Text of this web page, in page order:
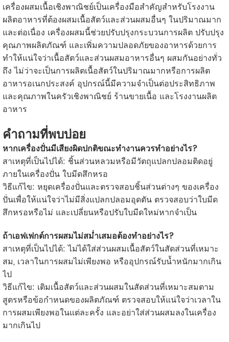
เครื่องผสมเนื้อเชิงพาณิชย์เป็นเครื่องมือสำคัญสำหรับโรงงาน
ผลิตอาหารที่ต้องผสมเนื้อสัตว์และส่วนผสมอื่นๆ ในปริมาณมาก
และต่อเนื่อง เครื่องผสมนี้ช่วยปรับปรุงกระบวนการผลิต ปรับปรุง
คุณภาพผลิตภัณฑ์ และเพิ่มความปลอดภัยของอาหารด้วยการ
ทำให้แน่ใจว่าเนื้อสัตว์และส่วนผสมอาหารอื่นๆ ผสมกันอย่างทั่ว
ถึง ไม่ว่าจะเป็นการผลิตเนื้อสัตว์ในปริมาณมากหรือการผลิต
อาหารอเนกประสงค์ อุปกรณ์นี้มีความจำเป็นต่อประสิทธิภาพ
และคุณภาพในครัวเชิงพาณิชย์ ร้านขายเนื้อ และโรงงานผลิต
อาหาร
คำถามที่พบบ่อย
หากเครื่องปั่นมีเสียงผิดปกติขณะทำงานควรทำอย่างไร?
สาเหตุที่เป็นไปได้: ชิ้นส่วนหลวมหรือมีวัตถุแปลกปลอมติดอยู่
ภายในเครื่องปั่น ใบมีดสึกหรอ
วิธีแก้ไข: หยุดเครื่องปั่นและตรวจสอบชิ้นส่วนต่างๆ ของเครื่อง
ปั่นเพื่อให้แน่ใจว่าไม่มีสิ่งแปลกปลอมอุดตัน ตรวจสอบว่าใบมีด
สึกหรอหรือไม่ และเปลี่ยนหรือปรับใบมีดใหม่หากจำเป็น
ถ้าเอฟเฟกต์การผสมไม่สม่ำเสมอต้องทำอย่างไร?
สาเหตุที่เป็นไปได้: ไม่ได้ใส่ส่วนผสมเนื้อสัตว์ในสัดส่วนที่เหมาะ
สม, เวลาในการผสมไม่เพียงพอ หรืออุปกรณ์รับน้ำหนักมากเกิน
ไป
วิธีแก้ไข: เติมเนื้อสัตว์และส่วนผสมในสัดส่วนที่เหมาะสมตาม
สูตรหรือข้อกำหนดของผลิตภัณฑ์ ตรวจสอบให้แน่ใจว่าเวลาใน
การผสมเพียงพอในแต่ละครั้ง และอย่าใส่ส่วนผสมลงในเครื่อง
มากเกินไป